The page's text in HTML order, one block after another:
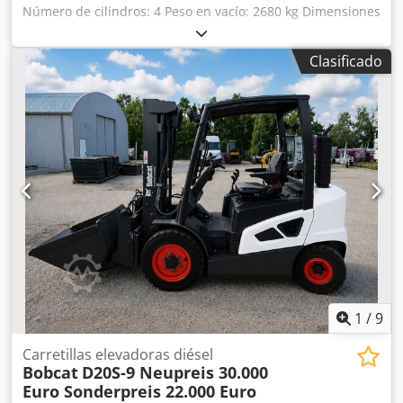
Número de cilindros: 4 Peso en vacío: 2680 kg Dimensiones
(largo x ancho x alto): 337 x 172 x 197 cm Sistema de
cambio rápido: sí Peso propio: 2680 kg Dimensiones de
transporte: 3378 x 1727 x 1972 mm Chodpfxezrv Ule Aggea
Marca y modelo del motor: Kubota V2403 Potencia: 36,5 kW
/ 48,9 CV Cilindros: 4 Tamaño de los neumáticos: ruedas
delanteras y traseras: 30x10-16 Ancho de la pala: 1730 mm
Equipamiento: sistema de cambio rápido mecánico
Función adicional: Sin certificación ni registro CE Sin
documentación
Clasificado
1 /9
Carretillas elevadoras diésel
Bobcat D20S-9 Neupreis 30.000
Euro Sonderpreis 22.000 Euro